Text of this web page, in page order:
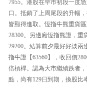
7955。港股在早市初段一度
口。抵銷了上周尾段的升幅
皆顯得進取。恆指牛熊重貨
28300。另邊廂恆指熊證，重
29200。結算前夕最好好淡
指牛證【63560】，收回價
倍槓桿。認為大市繼續跌者
點，尚有129日到期，換股比